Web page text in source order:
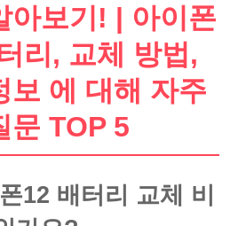
아보기! | 아이폰
리, 교체 방법,
보 에 대해 자주
문 TOP 5
12 배터리 교체 비